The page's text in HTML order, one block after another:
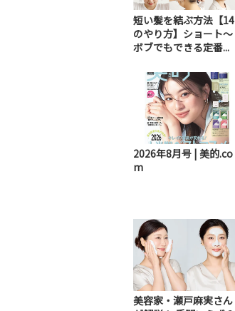
短い髪を結ぶ方法【14
のやり方】ショート～
ボブでもできる定番...
2026年8月号 | 美的.co
m
美容家・瀬戸麻実さん